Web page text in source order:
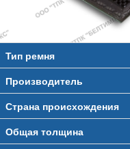
Тип ремня
Производитель
Страна происхождения
Общая толщина